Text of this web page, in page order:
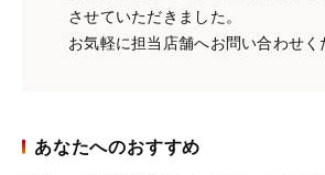
させていただきました。
お気軽に担当店舗へお問い合わせく
あなたへのおすすめ